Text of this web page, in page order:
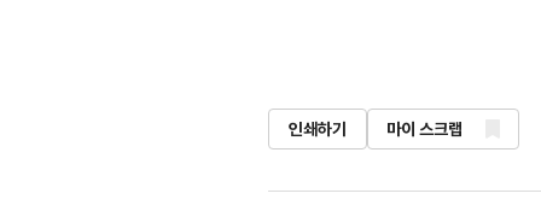
인쇄하기 마이 스크랩